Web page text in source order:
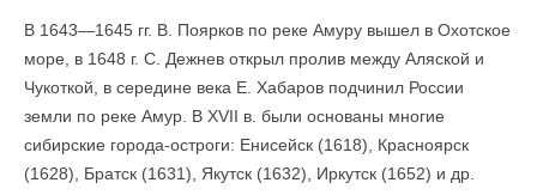
В 1643—1645 гг. В. Поярков по реке Амуру вышел в Охотское
море, в 1648 г. С. Дежнев открыл пролив между Аляской и
Чукоткой, в середине века Е. Хабаров подчинил России
земли по реке Амур. В XVII в. были основаны многие
сибирские города-остроги: Енисейск (1618), Красноярск
(1628), Братск (1631), Якутск (1632), Иркутск (1652) и др.